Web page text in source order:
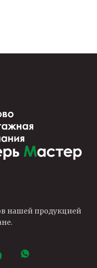
нашей продукцией